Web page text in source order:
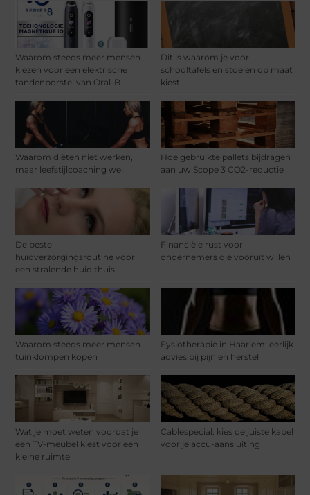
Waarom steeds meer mensen
kiezen voor een elektrische
tandenborstel van Oral-B
Dit is waarom je voor
schooltafels en stoelen op maat
kiest
Waarom diëten niet werken,
maar leefstijlcoaching wel
Hoe gebruikte pallets bijdragen
aan uw Scope 3 CO2-reductie
De beste
huidverzorgingsroutine voor
een stralende huid thuis
Financiële rust voor
ondernemers die vooruit willen
Waarom steeds meer mensen
tuinklompen kopen
Fysiotherapie in Haarlem: eerlijk
advies bij pijn en herstel
Wat je moet weten voordat je
een TV-meubel kiest voor een
kleine ruimte
Cablespecial: kies de juiste kabel
voor je accu-aansluiting